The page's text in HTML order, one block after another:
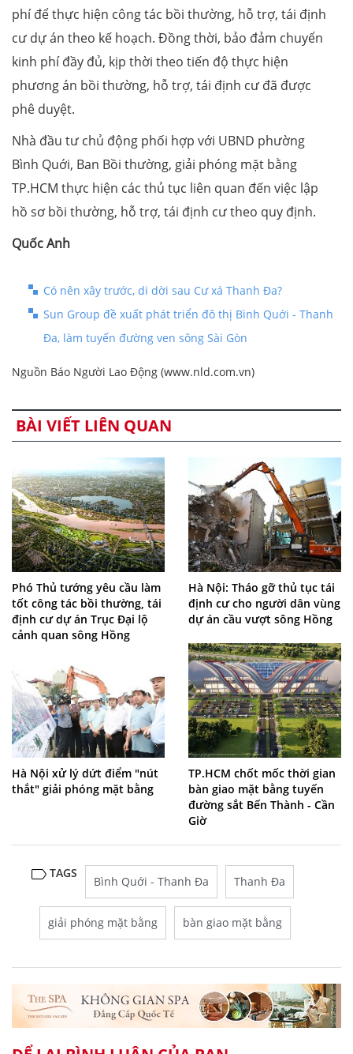
phí để thực hiện công tác bồi thường, hỗ trợ, tái định
cư dự án theo kế hoạch. Đồng thời, bảo đảm chuyển
kinh phí đầy đủ, kịp thời theo tiến độ thực hiện
phương án bồi thường, hỗ trợ, tái định cư đã được
phê duyệt.
Nhà đầu tư chủ động phối hợp với UBND phường
Bình Quới, Ban Bồi thường, giải phóng mặt bằng
TP.HCM thực hiện các thủ tục liên quan đến việc lập
hồ sơ bồi thường, hỗ trợ, tái định cư theo quy định.
Quốc Anh
Có nên xây trước, di dời sau Cư xá Thanh Đa?
Sun Group đề xuất phát triển đô thị Bình Quới - Thanh
Đa, làm tuyến đường ven sông Sài Gòn
Nguồn Báo Người Lao Động (www.nld.com.vn)
BÀI VIẾT LIÊN QUAN
Phó Thủ tướng yêu cầu làm
tốt công tác bồi thường, tái
định cư dự án Trục Đại lộ
cảnh quan sông Hồng
Hà Nội: Tháo gỡ thủ tục tái
định cư cho người dân vùng
dự án cầu vượt sông Hồng
Hà Nội xử lý dứt điểm "nút
thắt" giải phóng mặt bằng
TP.HCM chốt mốc thời gian
bàn giao mặt bằng tuyến
đường sắt Bến Thành - Cần
Giờ
TAGS
Bình Quới - Thanh Đa Thanh Đa
giải phóng mặt bằng bàn giao mặt bằng